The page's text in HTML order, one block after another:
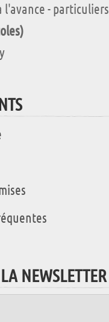
l'avance - particuliers
NEWSLETTER